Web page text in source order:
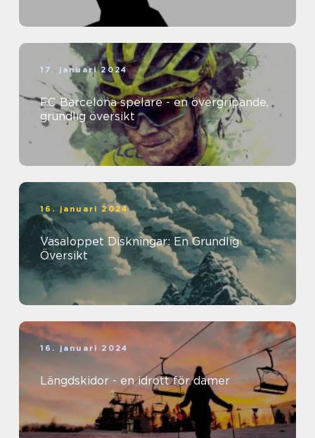
17. januari 2024
FC Barcelona spelare - en övergripande,
grundlig översikt
16. januari 2024
Vasaloppet Diskningar: En Grundlig
Översikt
16. januari 2024
Längdskidor - en idrott för damer